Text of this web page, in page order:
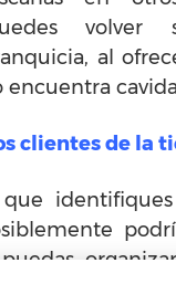
volver
al
encuentra
clientes de la
que